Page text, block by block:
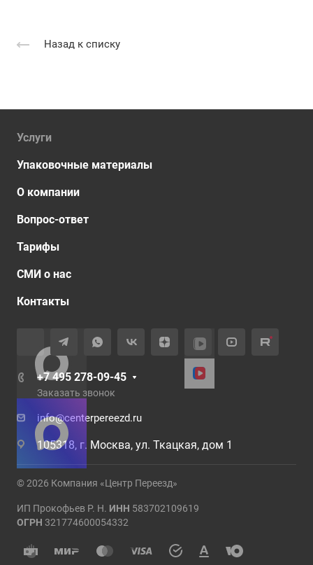
Назад к списку
Услуги
Упаковочные материалы
О компании
Вопрос-ответ
Тарифы
СМИ о нас
Контакты
+7 495 278-09-45
Заказать звонок
info@centerpereezd.ru
105318, г. Москва, ул. Ткацкая, дом 1
© 2026 Компания «Центр Переезд»
ИП Прокофьев Р. Н. ИНН 583702109619
ОГРН 321774600054332